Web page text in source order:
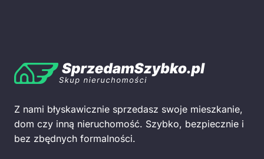
Z nami błyskawicznie sprzedasz swoje mieszkanie,
dom czy inną nieruchomość. Szybko, bezpiecznie i
bez zbędnych formalności.